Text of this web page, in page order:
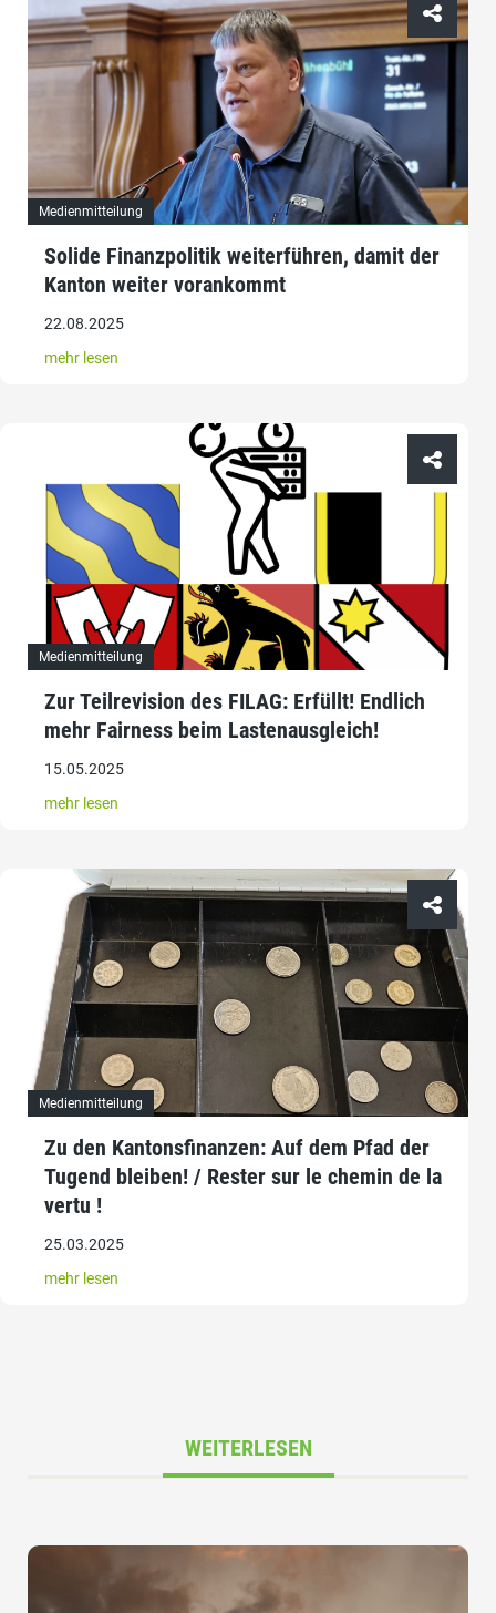
Medienmitteilung
Solide Finanzpolitik weiterführen, damit der
Kanton weiter vorankommt
22.08.2025
mehr lesen
Medienmitteilung
Zur Teilrevision des FILAG: Erfüllt! Endlich
mehr Fairness beim Lastenausgleich!
15.05.2025
mehr lesen
Medienmitteilung
Zu den Kantonsfinanzen: Auf dem Pfad der
Tugend bleiben! / Rester sur le chemin de la
vertu !
25.03.2025
mehr lesen
WEITERLESEN